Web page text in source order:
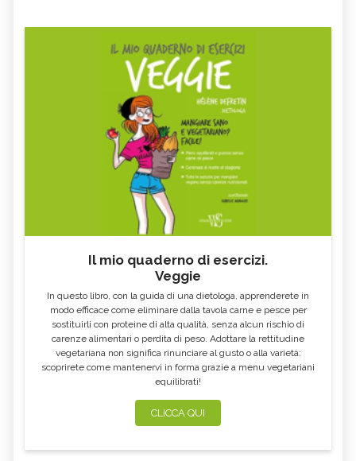
Il mio quaderno di esercizi.
Veggie
In questo libro, con la guida di una dietologa, apprenderete in
modo efficace come eliminare dalla tavola carne e pesce per
sostituirli con proteine di alta qualità, senza alcun rischio di
carenze alimentari o perdita di peso. Adottare la rettitudine
vegetariana non significa rinunciare al gusto o alla varietà:
scoprirete come mantenervi in forma grazie a menu vegetariani
equilibrati!
CLICCA QUI